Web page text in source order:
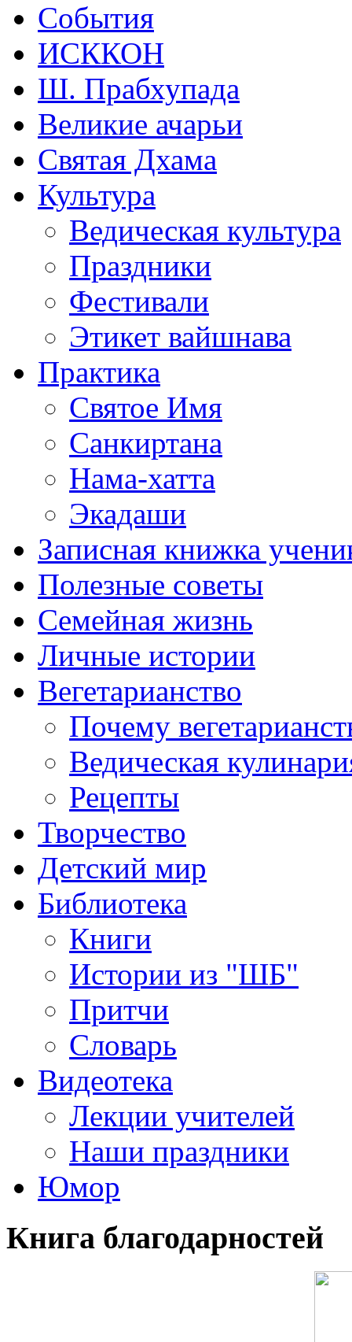
События
ИСККОН
Ш. Прабхупада
Великие ачарьи
Святая Дхама
Культура
Ведическая культура
Праздники
Фестивали
Этикет вайшнава
Практика
Святое Имя
Санкиртана
Нама-хатта
Экадаши
Записная книжка
Полезные советы
Семейная жизнь
Личные истории
Вегетарианство
Почему
Ведическая
Рецепты
Творчество
Детский мир
Библиотека
Книги
Истории из "ШБ"
Притчи
Словарь
Видеотека
Лекции учителей
Наши праздники
Юмор
Книга благодарностей